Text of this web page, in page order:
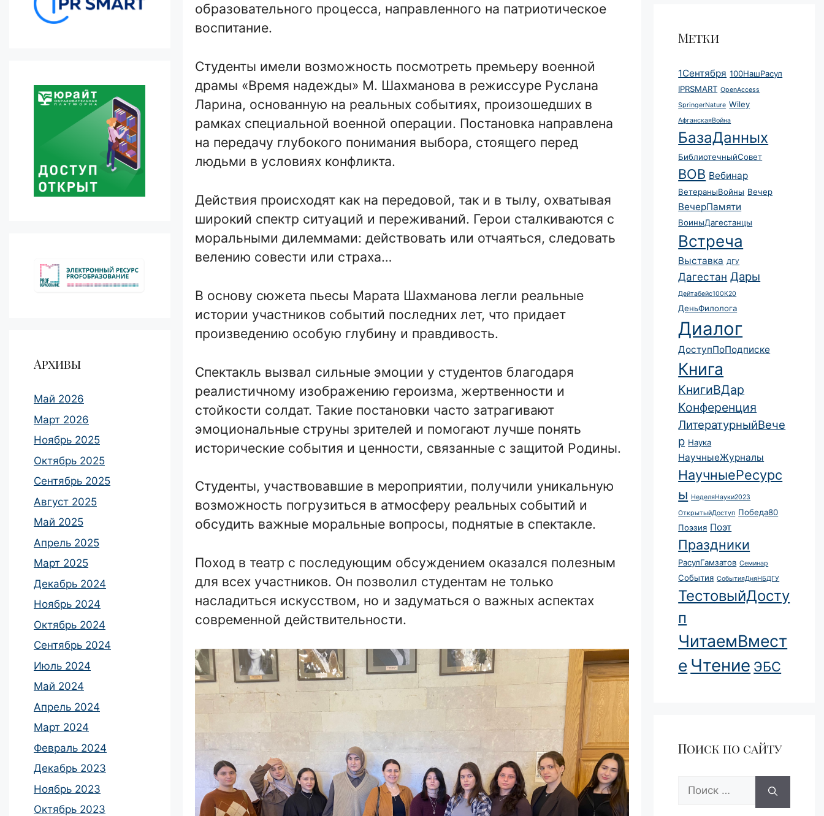
образовательного процесса, направленного на патриотическое
воспитание.
Студенты имели возможность посмотреть премьеру военной
драмы «Время надежды» М. Шахманова в режиссуре Руслана
Ларина, основанную на реальных событиях, произошедших в
рамках специальной военной операции. Постановка направлена
на передачу глубокого понимания выбора, стоящего перед
людьми в условиях конфликта.
Действия происходят как на передовой, так и в тылу, охватывая
широкий спектр ситуаций и переживаний. Герои сталкиваются с
моральными дилеммами: действовать или отчаяться, следовать
велению совести или страха…
В основу сюжета пьесы Марата Шахманова легли реальные
истории участников событий последних лет, что придает
произведению особую глубину и правдивость.
Спектакль вызвал сильные эмоции у студентов благодаря
реалистичному изображению героизма, жертвенности и
стойкости солдат. Такие постановки часто затрагивают
эмоциональные струны зрителей и помогают лучше понять
исторические события и ценности, связанные с защитой Родины.
Студенты, участвовавшие в мероприятии, получили уникальную
возможность погрузиться в атмосферу реальных событий и
обсудить важные моральные вопросы, поднятые в спектакле.
Поход в театр с последующим обсуждением оказался полезным
для всех участников. Он позволил студентам не только
насладиться искусством, но и задуматься о важных аспектах
современной действительности.
Архивы
Май 2026
Март 2026
Ноябрь 2025
Октябрь 2025
Сентябрь 2025
Август 2025
Май 2025
Апрель 2025
Март 2025
Декабрь 2024
Ноябрь 2024
Октябрь 2024
Сентябрь 2024
Июль 2024
Май 2024
Апрель 2024
Март 2024
Февраль 2024
Декабрь 2023
Ноябрь 2023
Октябрь 2023
Метки
1Сентября 100НашРасул
IPRSMART OpenAccess
SpringerNature Wiley
АфганскаяВойна
БазаДанных
БиблиотечныйСовет
ВОВ Вебинар
ВетераныВойны Вечер
ВечерПамяти
ВоиныДагестанцы
Встреча
Выставка ДГУ
Дагестан Дары
Дейтабейс100К20
ДеньФилолога
Диалог
ДоступПоПодписке
Книга
КнигиВДар
Конференция
ЛитературныйВече
р Наука
НаучныеЖурналы
НаучныеРесурс
ы НеделяНауки2023
ОткрытыйДоступ Победа80
Поэзия Поэт
Праздники
РасулГамзатов Семинар
События СобытияДняНБДГУ
ТестовыйДосту
п
ЧитаемВмест
е Чтение ЭБС
Поиск по сайту